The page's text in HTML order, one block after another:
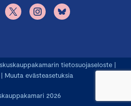
2026
tietosuojaseloste |
| Muuta evästeasetuksia